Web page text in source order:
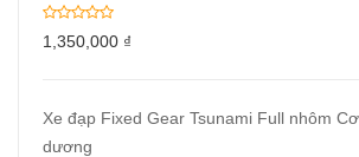
1,350,000 ₫
Xe đạp Fixed Gear Tsunami Full nhôm
dương